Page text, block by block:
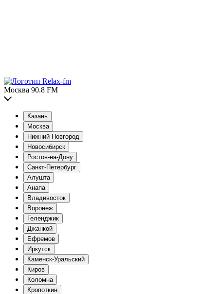
Москва 90.8 FM
Казань
Москва
Нижний Новгород
Новосибирск
Ростов-на-Дону
Санкт-Петербург
Алушта
Анапа
Владивосток
Воронеж
Геленджик
Джанкой
Ефремов
Иркутск
Каменск-Уральский
Киров
Коломна
Кропоткин